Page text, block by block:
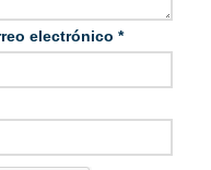
electrónico *